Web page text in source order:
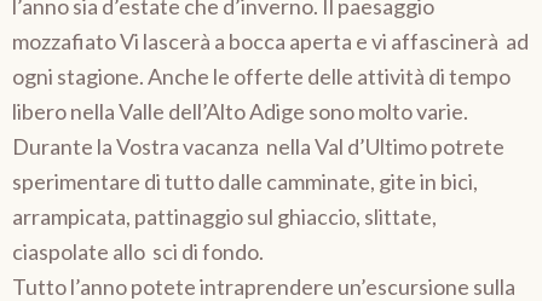
l’anno sia d’estate che d’inverno. Il paesaggio
mozzafiato Vi lascerà a bocca aperta e vi affascinerà ad
ogni stagione. Anche le offerte delle attività di tempo
libero nella Valle dell’Alto Adige sono molto varie.
Durante la Vostra vacanza nella Val d’Ultimo potrete
sperimentare di tutto dalle camminate, gite in bici,
arrampicata, pattinaggio sul ghiaccio, slittate,
ciaspolate allo sci di fondo.
Tutto l’anno potete intraprendere un’escursione sulla